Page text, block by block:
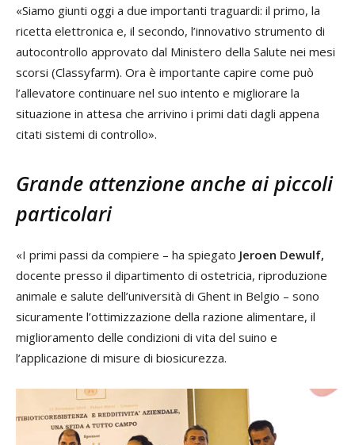
«Siamo giunti oggi a due importanti traguardi: il primo, la
ricetta elettronica e, il secondo, l’innovativo strumento di
autocontrollo approvato dal Ministero della Salute nei mesi
scorsi (Classyfarm). Ora è importante capire come può
l’allevatore continuare nel suo intento e migliorare la
situazione in attesa che arrivino i primi dati dagli appena
citati sistemi di controllo».
Grande attenzione anche ai piccoli
particolari
«I primi passi da compiere – ha spiegato Jeroen Dewulf,
docente presso il dipartimento di ostetricia, riproduzione
animale e salute dell’università di Ghent in Belgio – sono
sicuramente l’ottimizzazione della razione alimentare, il
miglioramento delle condizioni di vita del suino e
l’applicazione di misure di biosicurezza.